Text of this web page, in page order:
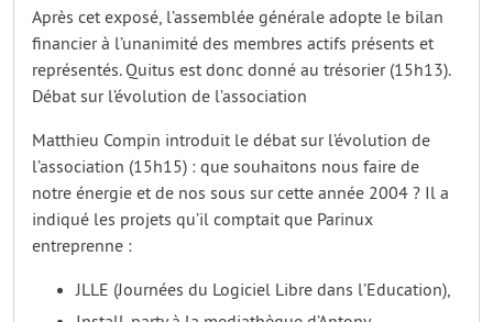
Après cet exposé, l’assemblée générale adopte le bilan
financier à l’unanimité des membres actifs présents et
représentés. Quitus est donc donné au trésorier (15h13).
Débat sur l’évolution de l’association
Matthieu Compin introduit le débat sur l’évolution de
l’association (15h15) : que souhaitons nous faire de
notre énergie et de nos sous sur cette année 2004 ? Il a
indiqué les projets qu’il comptait que Parinux
entreprenne :
JLLE (Journées du Logiciel Libre dans l’Education),